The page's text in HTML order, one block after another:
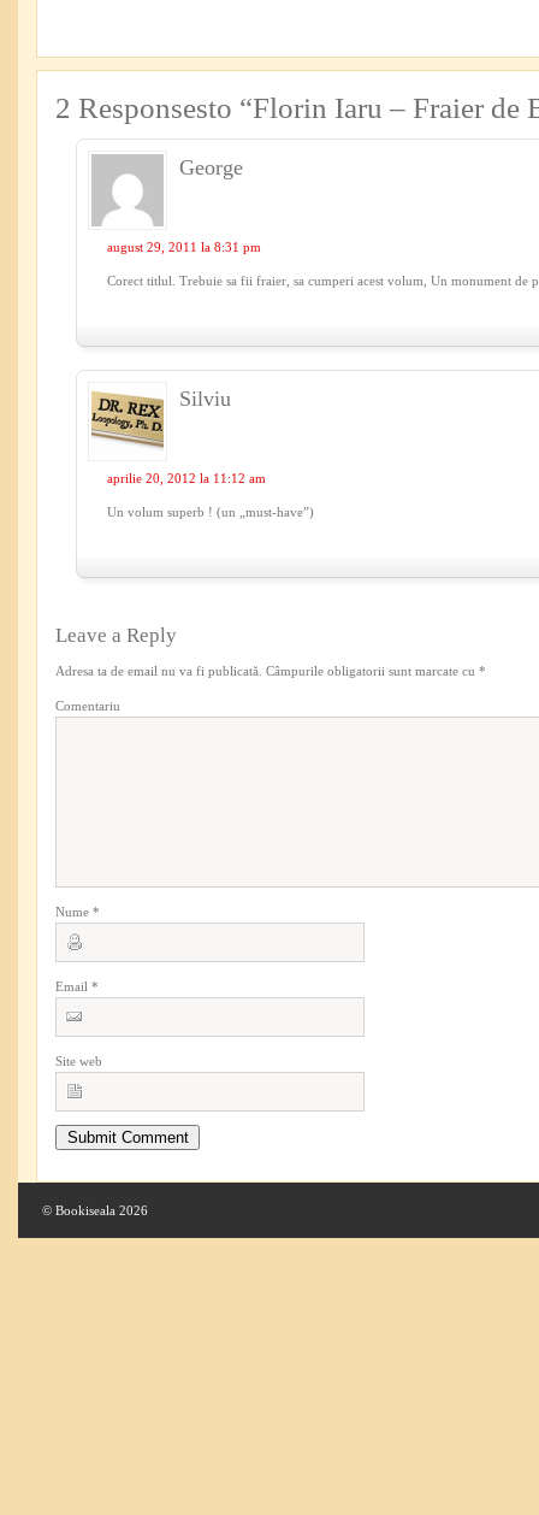
2 Responsesto “Florin Iaru – Fraier de
George
august 29, 2011 la 8:31 pm
Corect titlul. Trebuie sa fii fraier, sa cumperi acest volum, Un monument de
Silviu
aprilie 20, 2012 la 11:12 am
Un volum superb ! (un „must-have”)
Leave a Reply
Adresa ta de email nu va fi publicată. Câmpurile obligatorii sunt marcate cu *
Comentariu
Nume *
Email *
Site web
© Bookiseala 2026